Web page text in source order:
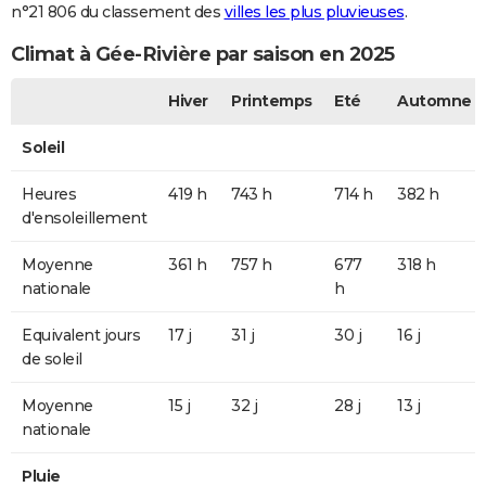
n°21 806 du classement des villes les plus pluvieuses.
Climat à Gée-Rivière par saison en 2025
Hiver Printemps Eté Automne
Soleil
Heures
d'ensoleillement
419 h 743 h 714 h 382 h
Moyenne
nationale
361 h 757 h
677
h
318 h
Equivalent jours
de soleil
17 j 31 j 30 j 16 j
Moyenne
nationale
15 j 32 j 28 j 13 j
Pluie